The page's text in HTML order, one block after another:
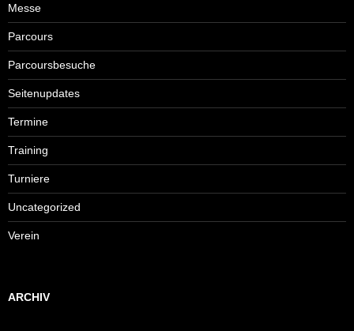
Messe
Parcours
Parcoursbesuche
Seitenupdates
Termine
Training
Turniere
Uncategorized
Verein
ARCHIV